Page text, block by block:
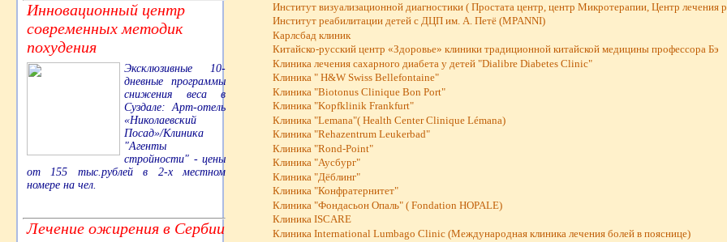
Инновационный центр
современных методик
похудения
Эксклюзивные 10-
дневные программы
снижения веса в
Суздале: Арт-отель
«Николаевский
Посад»/Клиника
"Агенты
стройности" - цены
от 155 тыс.рублей в 2-х местном
номере на чел.
Лечение ожирения в Сербии
Институт визуализационной диагностики ( Простата центр, центр Микротерапии, Центр лечения
Институт реабилитации детей с ДЦП им. А. Петё (MPANNI)
Карлсбад клиник
Китайско-русский центр «Здоровье» клиники традиционной китайской медицины профессора Бэ
Клиника лечения сахарного диабета у детей "Dialibre Diabetes Clinic"
Клиника " H&W Swiss Bellefontaine"
Клиника "Biotonus Clinique Bon Port"
Клиника "Kopfklinik Frankfurt"
Клиника "Lemana"( Health Center Clinique Lémana)
Клиника "Rehazentrum Leukerbad"
Клиника "Rond-Point"
Клиника "Аусбург"
Клиника "Дёблинг"
Клиника "Конфратернитет"
Клиника "Фондасьон Опаль" ( Fondation HOPALE)
Клиника ISCARE
Клиника International Lumbago Clinic (Международная клиника лечения болей в пояснице)